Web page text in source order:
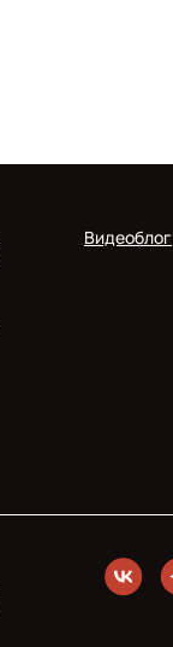
Видеоблог